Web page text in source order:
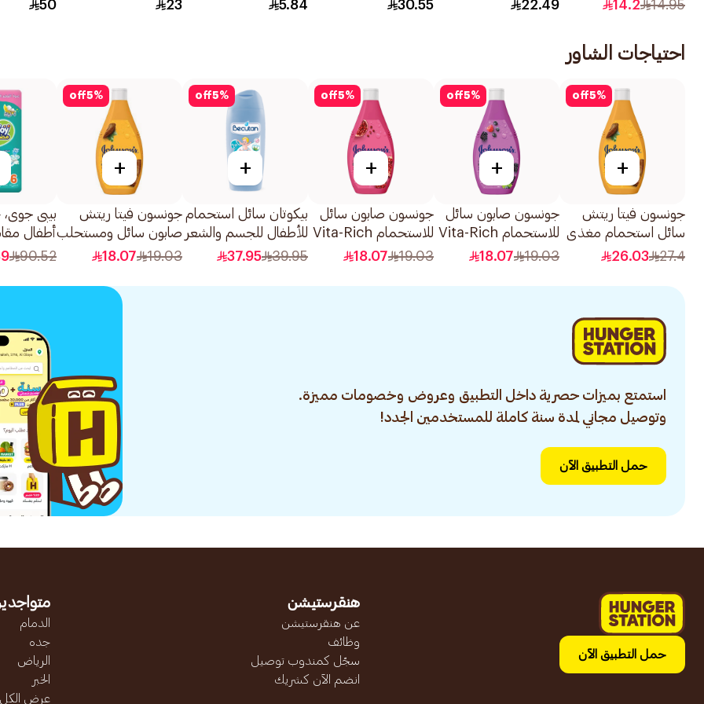
14.95
14.2
22.49
30.55
5.84
23
50
احتياجات الشاور
5%
off
+
جونسون فيتا ريتش
سائل استحمام مغذي
بعمق بزبدة الكاكاو غني
27.4
26.03
5%
off
+
جونسون صابون سائل
للاستحمام Vita-Rich
نضارة 250مل
19.03
18.07
5%
off
+
جونسون صابون سائل
للاستحمام Vita-Rich
إشراقة 250مل
19.03
18.07
5%
off
+
بيكوتان سائل استحمام
للأطفال للجسم والشعر
2في1 بالصبار 200مل
39.95
37.95
5%
off
+
جونسون فيتا ريتش
صابون سائل ومستحلب
للاستحمام بزبدة الكاكاو
19.03
18.07
بيبى
ضخمة 46 قطعة
90.52
استمتع بميزات حصرية داخل التطبيق وعروض وخصومات مميزة.
وتوصيل مجاني لمدة سنة كاملة للمستخدمين الجدد!
حمل التطبيق الآن
حمل التطبيق الآن
هنقرستيشن
عن هنقرستيشن
وظائف
سجّل كمندوب توصيل
انضم الآن كشريك
الدمام
جده
الرياض
الخبر
عرض